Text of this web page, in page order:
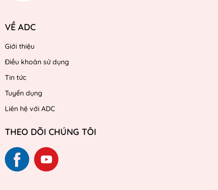
VỀ ADC
Giới thiệu
Điều khoản sử dụng
Tin tức
Tuyển dụng
Liên hệ với ADC
THEO DÕI CHÚNG TÔI